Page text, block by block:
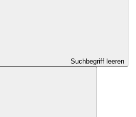
Suchbegriff leeren